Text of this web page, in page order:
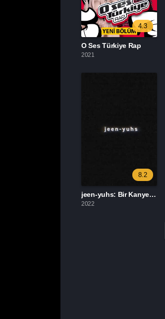
4.3
O Ses Türkiye Rap
2021
8.2
jeen-yuhs: Bir Kanye Üçlemesi
2022